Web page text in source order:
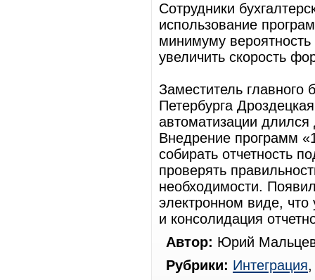
Сотрудники
использование
минимуму
увеличить скорость
Заместитель главного
Петербурга
автоматизации
Внедрение программ
собирать отчетность
проверять
необходимости.
электронном виде, что
и консолидация
Автор: Юрий
Рубрики: Интеграция